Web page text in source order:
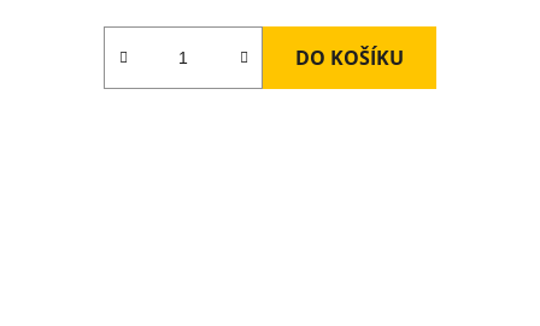
DO KOŠÍKU